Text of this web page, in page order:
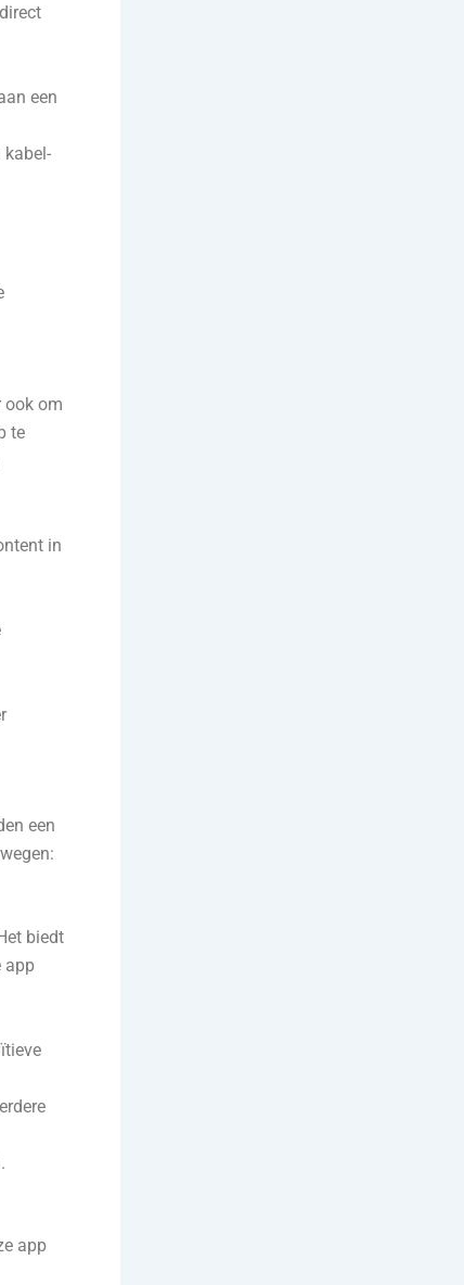
een
kabel-
ook om
te
in
een
biedt
app
app